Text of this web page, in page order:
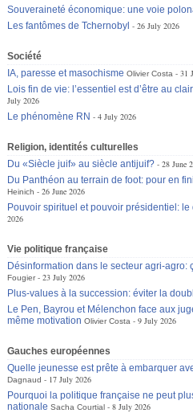
Souveraineté économique: une voie
Les fantômes de Tchernobyl
26 July 2026
Société
IA, paresse et masochisme Olivier Costa
31
Lois fin de vie: l’essentiel est d’être au
July 2026
Le phénomène RN
4 July 2026
Religion, identités culturelles
Du «Siècle juif» au siècle antijuif?
28 June
Du Panthéon au terrain de foot: pour en
Heinich
26 June 2026
Pouvoir spirituel et pouvoir présidentiel: le
2026
Vie politique française
Désinformation dans le secteur agri-agro:
Fougier
23 July 2026
Plus-values à la succession: éviter la
Le Pen, Bayrou et Mélenchon face aux
même motivation Olivier Costa 9 July 2026
Gauches européennes
Quelle jeunesse est prête à embarquer
Dagnaud
17 July 2026
Pourquoi la politique française ne peut
nationale Sacha Courtial
8 July 2026